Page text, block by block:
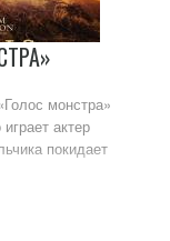
монстра»
актер
покидает